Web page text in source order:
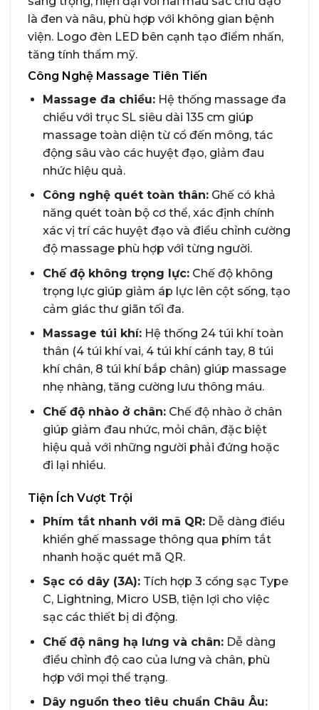
là đen và nâu, phù hợp với không gian bệnh
viện. Logo đèn LED bên cạnh tạo điểm nhấn,
tăng tính thẩm mỹ.
Công Nghệ Massage Tiên Tiến
Massage đa chiều:Hệ thống massage đa
chiều với trục SL siêu dài 135 cm giúp
massage toàn diện từ cổ đến mông, tác
động sâu vào các huyệt đạo, giảm đau
nhức hiệu quả.
Công nghệ quét toàn thân:Ghế có khả
năng quét toàn bộ cơ thể, xác định chính
xác vị trí các huyệt đạo và điều chỉnh cường
độ massage phù hợp với từng người.
Chế độ không trọng lực:Chế độ không
trọng lực giúp giảm áp lực lên cột sống, tạo
cảm giác thư giãn tối đa.
Massage túi khí:Hệ thống 24 túi khí toàn
thân (4 túi khí vai, 4 túi khí cánh tay, 8 túi
khí chân, 8 túi khí bắp chân) giúp massage
nhẹ nhàng, tăng cường lưu thông máu.
Chế độ nhào ở chân:Chế độ nhào ở chân
giúp giảm đau nhức, mỏi chân, đặc biệt
hiệu quả với những người phải đứng hoặc
đi lại nhiều.
Tiện Ích Vượt Trội
Phím tắt nhanh với mã QR:Dễ dàng điều
khiển ghế massage thông qua phím tắt
nhanh hoặc quét mã QR.
Sạc có dây (3A):Tích hợp 3 cổng sạc Type
C, Lightning, Micro USB, tiện lợi cho việc
sạc các thiết bị di động.
Chế độ nâng hạ lưng và chân:Dễ dàng
điều chỉnh độ cao của lưng và chân, phù
hợp với mọi thể trạng.
Dây nguồn theo tiêu chuẩn Châu Âu: